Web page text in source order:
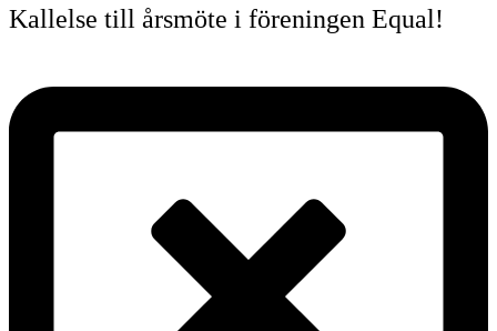
Kallelse till årsmöte i föreningen Equal!